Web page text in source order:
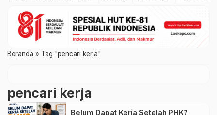
Beranda » Tag "pencari kerja"
pencari kerja
Belum Dapat Kerja Setelah PHK?